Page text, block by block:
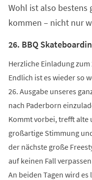
Wohl ist also bestens
kommen – nicht nur
26. BBQ
Herzliche Einladung
Endlich ist es wieder so
26. Ausgabe unseres
nach Paderborn
Kommt vorbei, trefft alte
großartige Stimmung
der nächste große
auf keinen Fall
An beiden Tagen wird